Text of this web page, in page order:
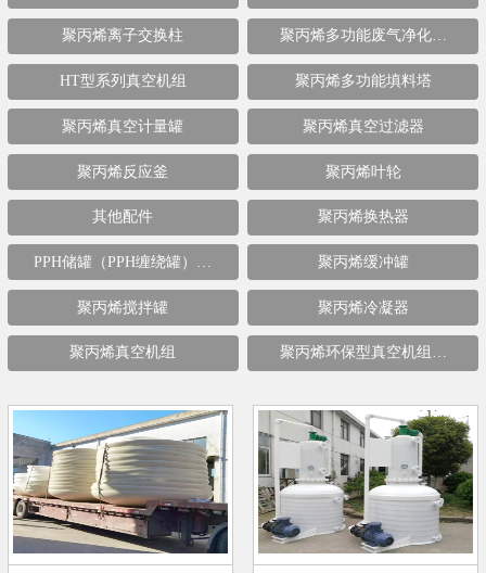
聚丙烯离子交换柱 聚丙烯多功能废气净化…
HT型系列真空机组 聚丙烯多功能填料塔
聚丙烯真空计量罐 聚丙烯真空过滤器
聚丙烯反应釜 聚丙烯叶轮
其他配件 聚丙烯换热器
PPH储罐（PPH缠绕罐）… 聚丙烯缓冲罐
聚丙烯搅拌罐 聚丙烯冷凝器
聚丙烯真空机组 聚丙烯环保型真空机组…